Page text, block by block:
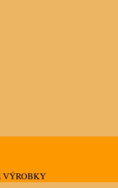
VÝROBKY